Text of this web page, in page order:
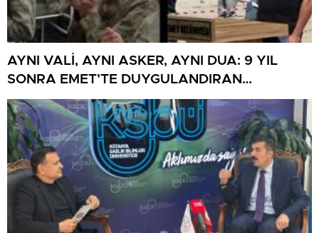
AYNI VALİ, AYNI ASKER, AYNI DUA: 9 YIL
SONRA EMET’TE DUYGULANDIRAN
BULUŞMA